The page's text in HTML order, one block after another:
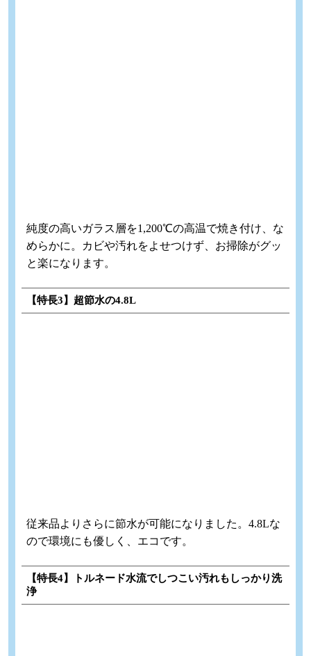
純度の高いガラス層を1,200℃の高温で焼き付け、な
めらかに。カビや汚れをよせつけず、お掃除がグッ
と楽になります。
【特長3】 超節水の4.8L
従来品よりさらに節水が可能になりました。4.8Lな
ので環境にも優しく、エコです。
【特長4】
トルネード水流でしつこい汚れもしっかり洗
浄